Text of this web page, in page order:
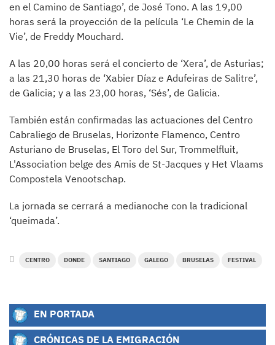
en el Camino de Santiago’, de José Tono. A las 19,00
horas será la proyección de la película ‘Le Chemin de la
Vie’, de Freddy Mouchard.
A las 20,00 horas será el concierto de ‘Xera’, de Asturias;
a las 21,30 horas de ‘Xabier Díaz e Adufeiras de Salitre’,
de Galicia; y a las 23,00 horas, ‘Sés’, de Galicia.
También están confirmadas las actuaciones del Centro
Cabraliego de Bruselas, Horizonte Flamenco, Centro
Asturiano de Bruselas, El Toro del Sur, Trommelfluit,
L'Association belge des Amis de St-Jacques y Het Vlaams
Compostela Venootschap.
La jornada se cerrará a medianoche con la tradicional
‘queimada’.
CENTRO DONDE SANTIAGO GALEGO BRUSELAS FESTIVAL
EN PORTADA
CRÓNICAS DE LA EMIGRACIÓN